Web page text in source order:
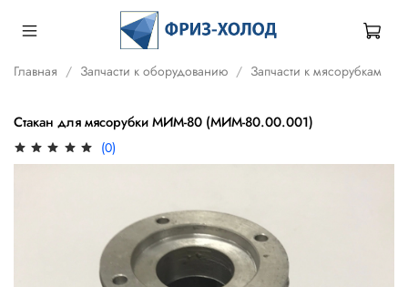
Главная Запчасти к оборудованию Запчасти к мясорубкам
Стакан для мясорубки МИМ-80 (МИМ-80.00.001)
(0)